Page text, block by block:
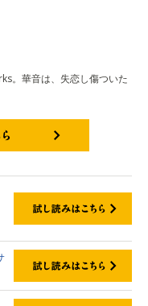
。華音は、失恋し傷ついた